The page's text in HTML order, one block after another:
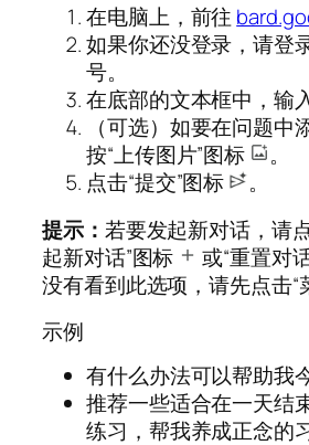
在电脑上，前往
如果你还没登录，请登
号。
在底部的文本框中，输
（可选）如要在问题中
按“上传图片”图标
。
点击“提交”图标
。
提示： 若要发起新对话，请
起新对话”图标
或“重置对
没有看到此选项，请先点击“
示例
有什么办法可以帮助我
推荐一些适合在一天结
练习，帮我养成正念的